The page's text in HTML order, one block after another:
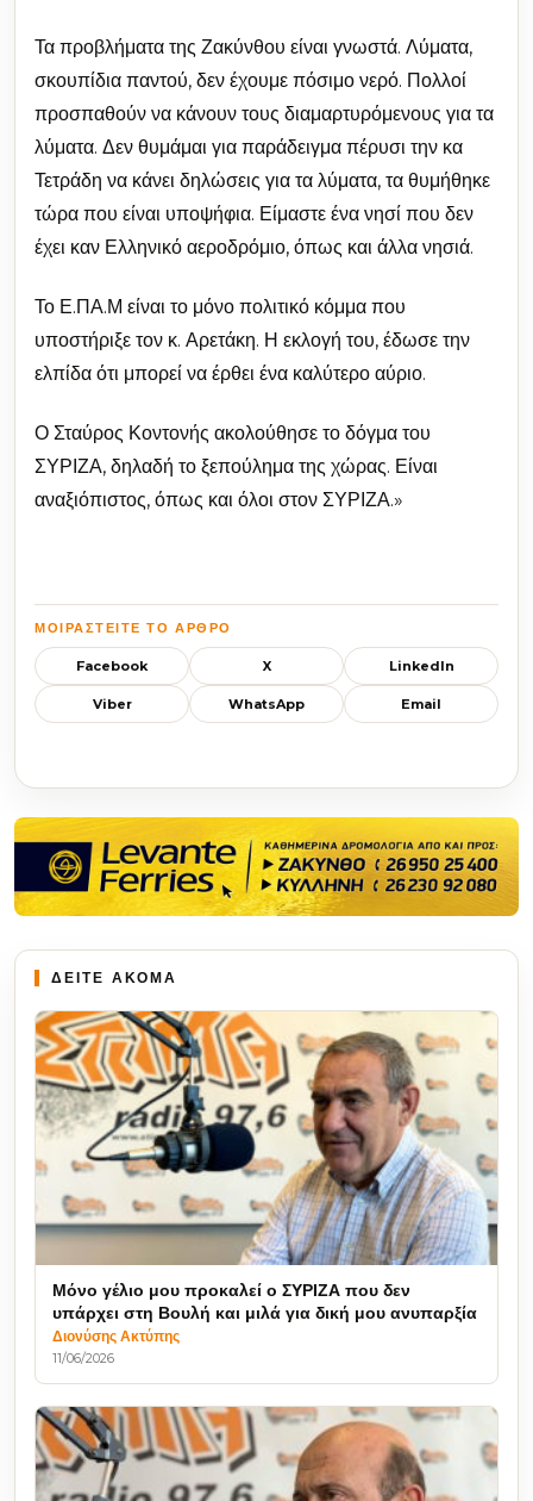
Τα προβλήματα της Ζακύνθου είναι γνωστά. Λύματα,
σκουπίδια παντού, δεν έχουμε πόσιμο νερό. Πολλοί
προσπαθούν να κάνουν τους διαμαρτυρόμενους για τα
λύματα. Δεν θυμάμαι για παράδειγμα πέρυσι την κα
Τετράδη να κάνει δηλώσεις για τα λύματα, τα θυμήθηκε
τώρα που είναι υποψήφια. Είμαστε ένα νησί που δεν
έχει καν Ελληνικό αεροδρόμιο, όπως και άλλα νησιά.
Το Ε.ΠΑ.Μ είναι το μόνο πολιτικό κόμμα που
υποστήριξε τον κ. Αρετάκη. Η εκλογή του, έδωσε την
ελπίδα ότι μπορεί να έρθει ένα καλύτερο αύριο.
Ο Σταύρος Κοντονής ακολούθησε το δόγμα του
ΣΥΡΙΖΑ, δηλαδή το ξεπούλημα της χώρας. Είναι
αναξιόπιστος, όπως και όλοι στον ΣΥΡΙΖΑ.»
ΜΟΙΡΑΣΤΕΊΤΕ ΤΟ ΆΡΘΡΟ
Facebook X LinkedIn
Viber WhatsApp Email
ΔΕΙΤΕ ΑΚΟΜΑ
Μόνο γέλιο μου προκαλεί ο ΣΥΡΙΖΑ που δεν
υπάρχει στη Βουλή και μιλά για δική μου ανυπαρξία
Διονύσης Ακτύπης
11/06/2026